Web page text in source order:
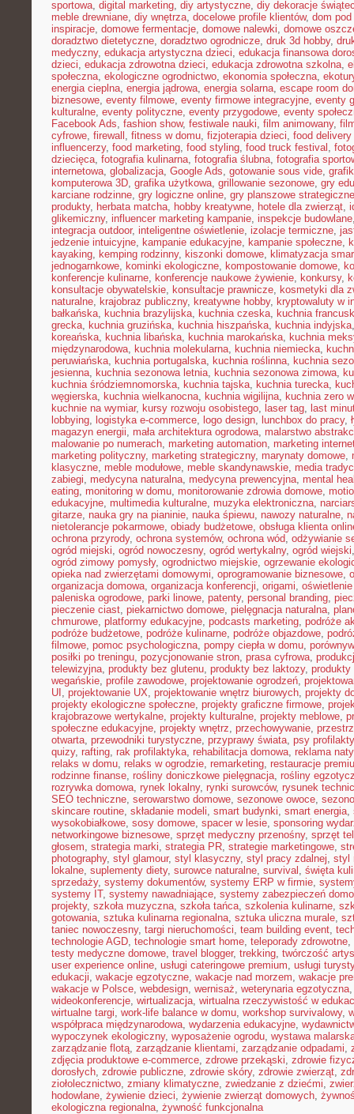
sportowa, digital marketing, diy artystyczne, diy dekoracje
meble drewniane, diy wnętrza, docelowe profile klientów, dom
inspiracje, domowe fermentacje, domowe nalewki, domowe
doradztwo dietetyczne, doradztwo ogrodnicze, druk 3d hobby,
medyczny, edukacja artystyczna dzieci, edukacja finansowa
dzieci, edukacja zdrowotna dzieci, edukacja zdrowotna szkolna,
społeczna, ekologiczne ogrodnictwo, ekonomia społeczna,
energia cieplna, energia jądrowa, energia solarna, escape room
biznesowe, eventy filmowe, eventy firmowe integracyjne, eventy
kulturalne, eventy polityczne, eventy przygodowe, eventy
Facebook Ads, fashion show, festiwale nauki, film animowany,
cyfrowe, firewall , fitness w domu, fizjoterapia dzieci, food delivery
influencerzy, food marketing, food styling, food truck festival ,
dziecięca, fotografia kulinarna, fotografia ślubna, fotografia
internetowa, globalizacja, Google Ads, gotowanie sous vide,
komputerowa 3D, grafika użytkowa, grillowanie sezonowe, gry
karciane rodzinne, gry logiczne online, gry planszowe strategiczne
produkty, herbata matcha, hobby kreatywne, hotele dla zwierząt,
glikemiczny, influencer marketing kampanie, inspekcje budowlane
integracja outdoor, inteligentne oświetlenie, izolacje termiczne,
jedzenie intuicyjne, kampanie edukacyjne, kampanie społeczne,
kayaking, kemping rodzinny, kiszonki domowe, klimatyzacja
jednogarnkowe, kominki ekologiczne, kompostowanie domowe,
konferencje kulinarne, konferencje naukowe żywienie, konkursy,
konsultacje obywatelskie, konsultacje prawnicze, kosmetyki dla
naturalne, krajobraz publiczny, kreatywne hobby, kryptowaluty w
bałkańska, kuchnia brazylijska, kuchnia czeska, kuchnia
grecka, kuchnia gruzińska, kuchnia hiszpańska, kuchnia indyjska
koreańska, kuchnia libańska, kuchnia marokańska, kuchnia
międzynarodowa, kuchnia molekularna, kuchnia niemiecka,
peruwiańska, kuchnia portugalska, kuchnia roślinna, kuchnia
jesienna, kuchnia sezonowa letnia, kuchnia sezonowa zimowa,
kuchnia śródziemnomorska, kuchnia tajska, kuchnia turecka,
węgierska, kuchnia wielkanocna, kuchnia wigilijna, kuchnia zero
kuchnie na wymiar, kursy rozwoju osobistego, laser tag, last
lobbying, logistyka e-commerce, logo design, lunchbox do pracy,
magazyn energii, mała architektura ogrodowa, malarstwo
malowanie po numerach, marketing automation, marketing
marketing polityczny, marketing strategiczny, marynaty domowe,
klasyczne, meble modułowe, meble skandynawskie, media
zabiegi, medycyna naturalna, medycyna prewencyjna, mental
eating, monitoring w domu, monitorowanie zdrowia domowe,
edukacyjne, multimedia kulturalne, muzyka elektroniczna,
gitarze, nauka gry na pianinie, nauka śpiewu, nawozy naturalne,
nietolerancje pokarmowe, obiady budżetowe, obsługa klienta
ochrona przyrody, ochrona systemów, ochrona wód, odżywianie
ogród miejski, ogród nowoczesny, ogród wertykalny, ogród wiejski
ogród zimowy pomysły, ogrodnictwo miejskie, ogrzewanie
opieka nad zwierzętami domowymi, oprogramowanie biznesowe,
organizacja domowa, organizacja konferencji, origami,
paleniska ogrodowe, parki linowe, patenty, personal branding,
pieczenie ciast, piekarnictwo domowe, pielęgnacja naturalna,
chmurowe, platformy edukacyjne, podcasts marketing, podróże
podróże budżetowe, podróże kulinarne, podróże objazdowe,
filmowe, pomoc psychologiczna, pompy ciepła w domu,
posiłki po treningu, pozycjonowanie stron, prasa cyfrowa,
telewizyjna, produkty bez glutenu, produkty bez laktozy, produkty
wegańskie, profile zawodowe, projektowanie ogrodzeń,
UI , projektowanie UX, projektowanie wnętrz biurowych, projekty
projekty ekologiczne społeczne, projekty graficzne firmowe,
krajobrazowe wertykalne, projekty kulturalne, projekty meblowe,
społeczne edukacyjne, projekty wnętrz, przechowywanie,
otwarta, przewodniki turystyczne, przyprawy świata, psy
quizy, rafting, rak profilaktyka, rehabilitacja domowa, reklama
relaks w domu, relaks w ogrodzie, remarketing, restauracje
rodzinne finanse, rośliny doniczkowe pielęgnacja, rośliny
rozrywka domowa, rynek lokalny, rynki surowców, rysunek
SEO techniczne, serowarstwo domowe, sezonowe owoce,
skincare routine, składanie modeli, smart budynki, smart energia,
wysokobiałkowe, sosy domowe, spacer w lesie, sponsoring
networkingowe biznesowe, sprzęt medyczny przenośny, sprzęt
głosem, strategia marki, strategia PR, strategie marketingowe,
photography, styl glamour, styl klasyczny, styl pracy zdalnej, styl
lokalne, suplementy diety, surowce naturalne, survival , święta
sprzedaży, systemy dokumentów, systemy ERP w firmie,
systemy IT, systemy nawadniające, systemy zabezpieczeń
projekty, szkoła muzyczna, szkoła tańca, szkolenia kulinarne,
gotowania, sztuka kulinarna regionalna, sztuka uliczna murale,
taniec nowoczesny, targi nieruchomości, team building event,
technologie AGD, technologie smart home, teleporady zdrowotne,
testy medyczne domowe, travel blogger, trekking, twórczość
user experience online, usługi cateringowe premium, usługi
edukacji, wakacje egzotyczne, wakacje nad morzem, wakacje
wakacje w Polsce, webdesign, wernisaż, weterynaria egzotyczna
wideokonferencje, wirtualizacja, wirtualna rzeczywistość w
wirtualne targi, work-life balance w domu, workshop survivalowy,
współpraca międzynarodowa, wydarzenia edukacyjne,
wypoczynek ekologiczny, wyposażenie ogrodu, wystawa
zarządzanie flotą, zarządzanie klientami, zarządzanie odpadami,
zdjęcia produktowe e-commerce, zdrowe przekąski, zdrowie
dorosłych, zdrowie publiczne, zdrowie skóry, zdrowie zwierząt,
ziołolecznictwo, zmiany klimatyczne, zwiedzanie z dziećmi,
hodowlane, żywienie dzieci, żywienie zwierząt domowych,
ekologiczna regionalna, żywność funkcjonalna